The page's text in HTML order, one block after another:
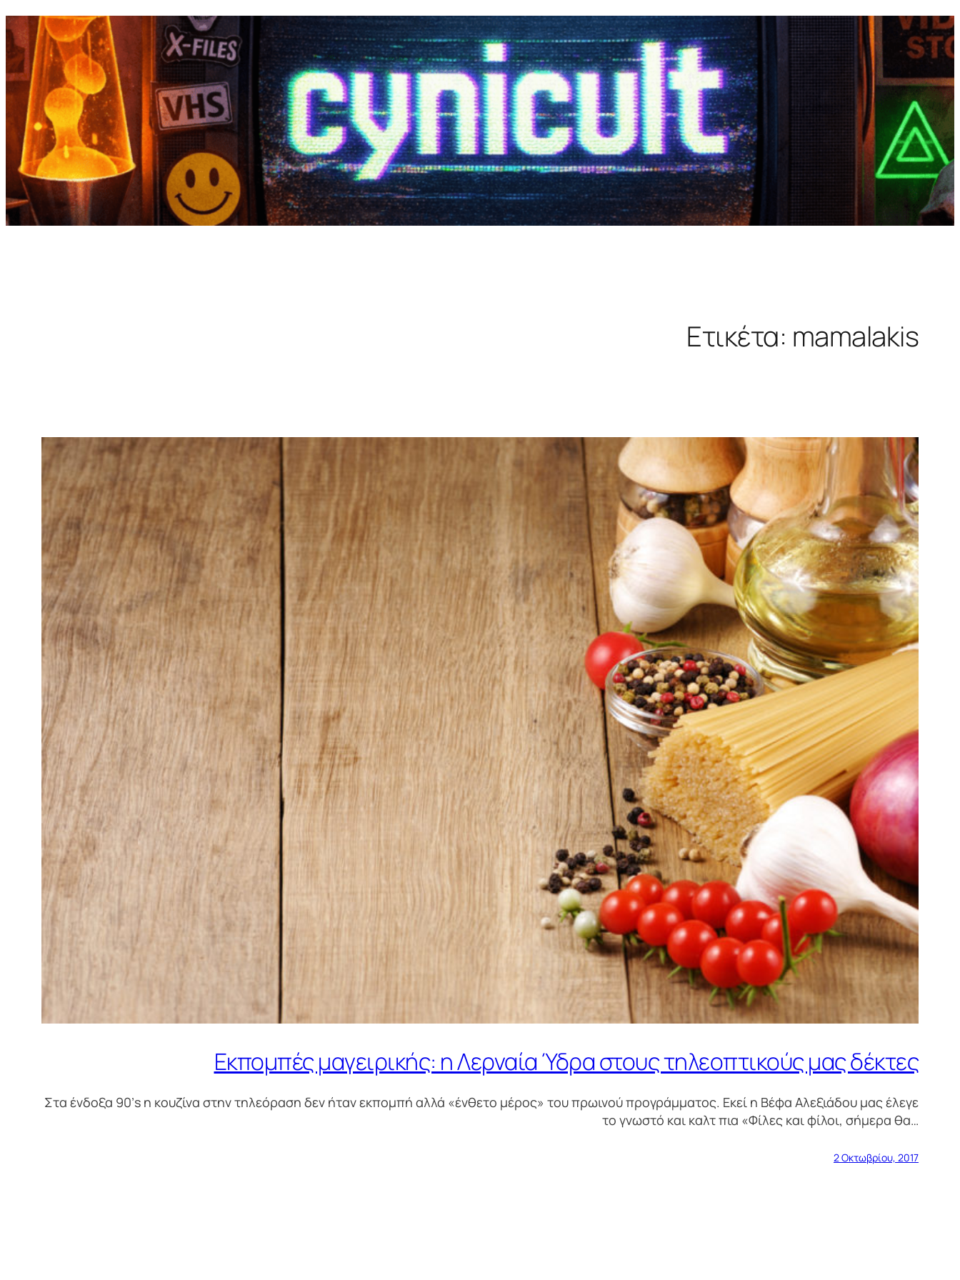
Ετικέτα: mamalakis
Εκπομπές μαγειρικής: η Λερναία Ύδρα στους τηλεοπτικούς μας δέκτες
Στα ένδοξα 90’s η κουζίνα στην τηλεόραση δεν ήταν εκπομπή αλλά «ένθετο μέρος» του πρωινού προγράμματος. Εκεί η Βέφα Αλεξιάδου μας έλεγε
το γνωστό και καλτ πια «Φίλες και φίλοι, σήμερα θα…
2 Οκτωβρίου, 2017